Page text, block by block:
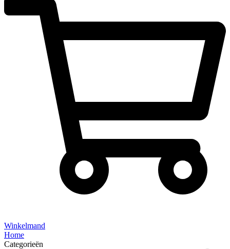
Winkelmand
Home
Categorieën